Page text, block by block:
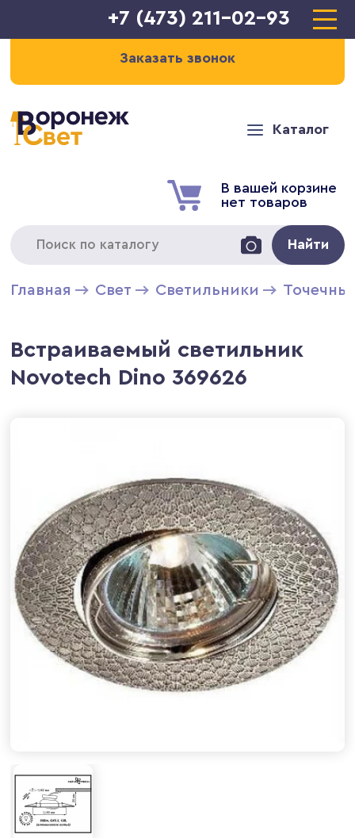
+7 (473) 211-02-93
Заказать звонок
Каталог
В вашей корзине
нет товаров
Найти
Главная Свет Светильники
Встраиваемый светильник
Novotech Dino 369626